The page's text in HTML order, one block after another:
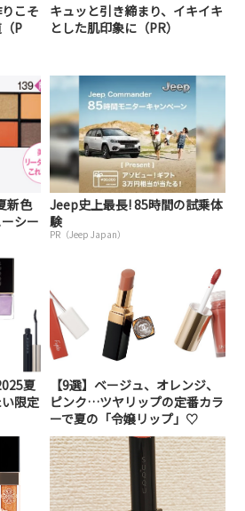
こそ
P
キュッと引き締まり、イキイキ
とした肌印象に（PR）
新色
シー
Jeep史上最長! 85時間の試乗体
験
PR（Jeep Japan）
夏
限定
【9選】ベージュ、オレンジ、
ピンク…ツヤリップの定番カラ
ーで夏の「令嬢リップ」♡